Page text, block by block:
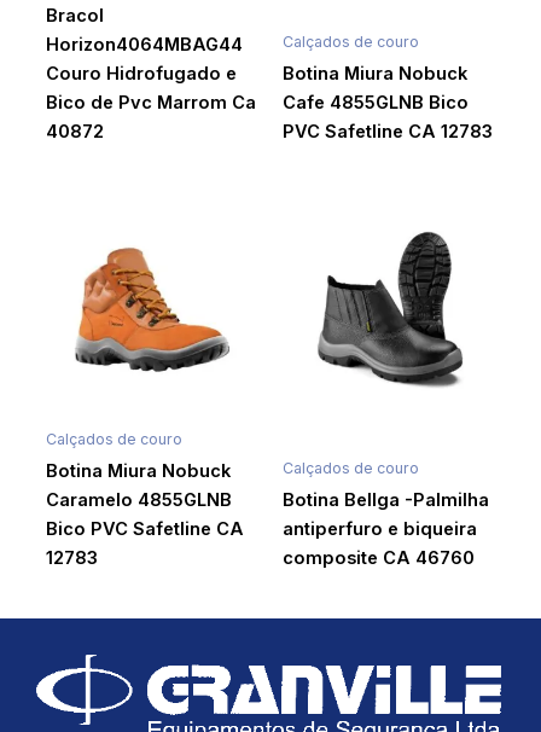
Bracol
Horizon4064MBAG44
Couro Hidrofugado e
Bico de Pvc Marrom Ca
40872
Calçados de couro
Botina Miura Nobuck
Cafe 4855GLNB Bico
PVC Safetline CA 12783
Calçados de couro
Botina Miura Nobuck
Caramelo 4855GLNB
Bico PVC Safetline CA
12783
Calçados de couro
Botina Bellga -Palmilha
antiperfuro e biqueira
composite CA 46760